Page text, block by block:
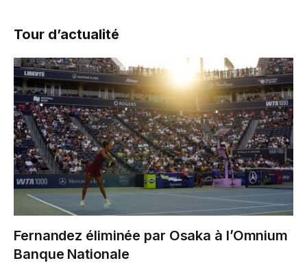
Tour d’actualité
Fernandez éliminée par Osaka à l’Omnium
Banque Nationale